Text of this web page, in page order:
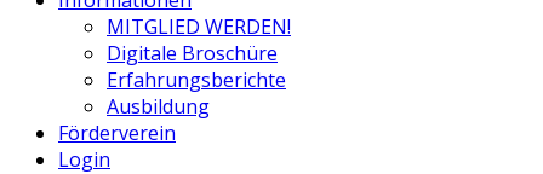
MITGLIED WERDEN!
Digitale Broschüre
Erfahrungsberichte
Ausbildung
Förderverein
Login